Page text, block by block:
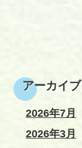
アーカイブ
2026年7月
2026年3月